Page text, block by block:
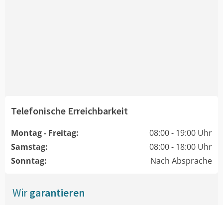
Telefonische Erreichbarkeit
Montag - Freitag:
08:00 - 19:00 Uhr
Samstag:
08:00 - 18:00 Uhr
Sonntag:
Nach Absprache
Wirgarantieren